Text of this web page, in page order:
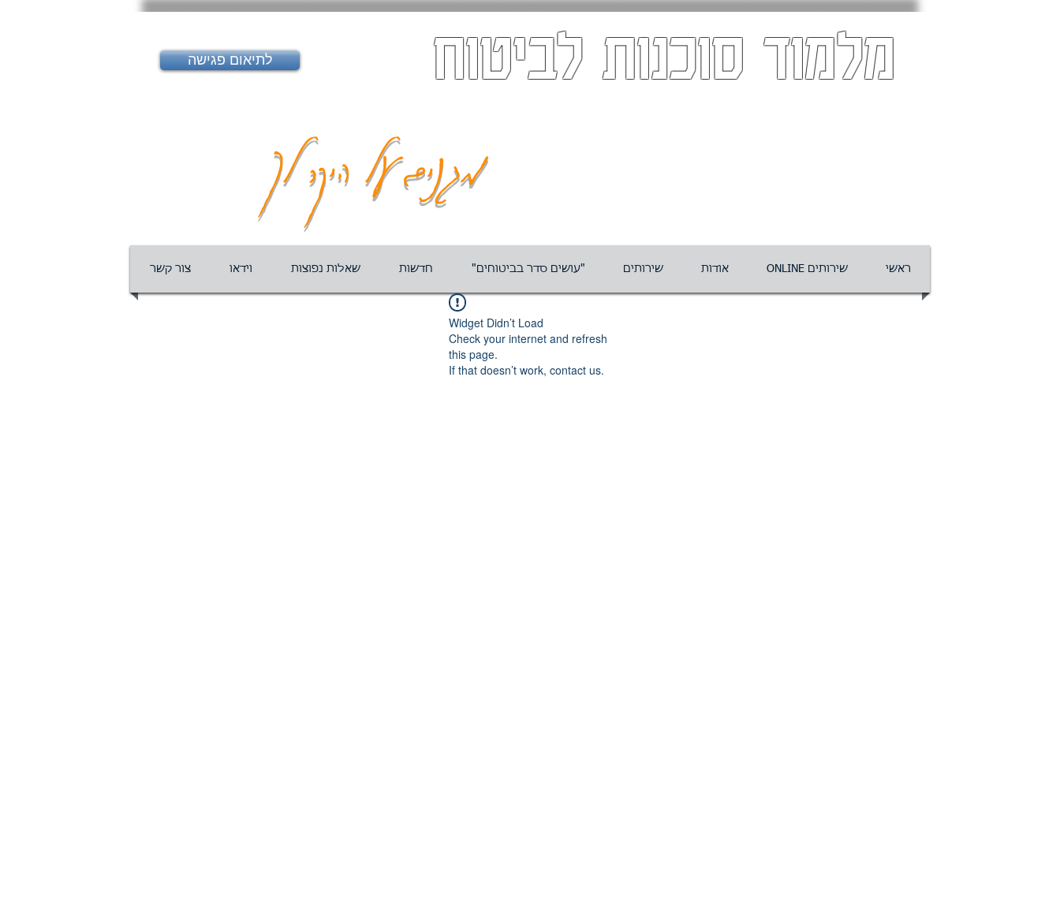
לתיאום פגישה מלמוד סוכנות לביטוח
מגנים על היקר לך
צור קשר וידאו שאלות נפוצות חדשות "עושים סדר בביטוחים" שירותים אודות ONLINE שירותים ראשי
Widget Didn’t Load
Check your internet and refresh
this page.
If that doesn’t work, contact us.